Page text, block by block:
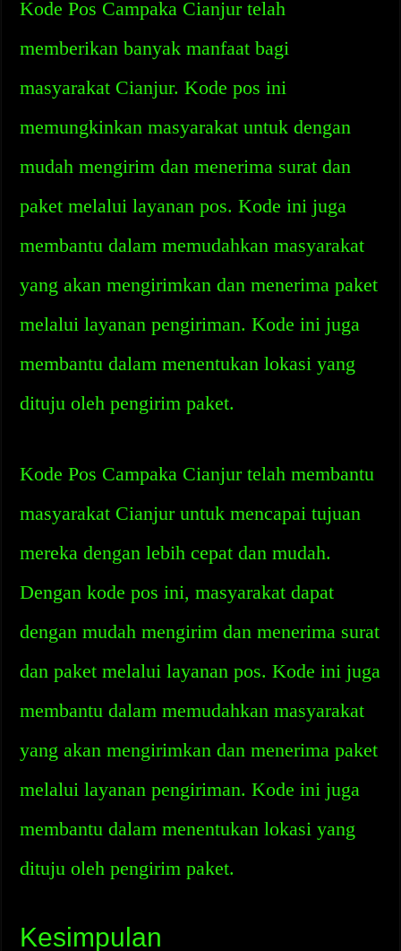
Kode Pos Campaka Cianjur telah
memberikan banyak manfaat bagi
masyarakat Cianjur. Kode pos ini
memungkinkan masyarakat untuk dengan
mudah mengirim dan menerima surat dan
paket melalui layanan pos. Kode ini juga
membantu dalam memudahkan masyarakat
yang akan mengirimkan dan menerima paket
melalui layanan pengiriman. Kode ini juga
membantu dalam menentukan lokasi yang
dituju oleh pengirim paket.
Kode Pos Campaka Cianjur telah membantu
masyarakat Cianjur untuk mencapai tujuan
mereka dengan lebih cepat dan mudah.
Dengan kode pos ini, masyarakat dapat
dengan mudah mengirim dan menerima surat
dan paket melalui layanan pos. Kode ini juga
membantu dalam memudahkan masyarakat
yang akan mengirimkan dan menerima paket
melalui layanan pengiriman. Kode ini juga
membantu dalam menentukan lokasi yang
dituju oleh pengirim paket.
Kesimpulan